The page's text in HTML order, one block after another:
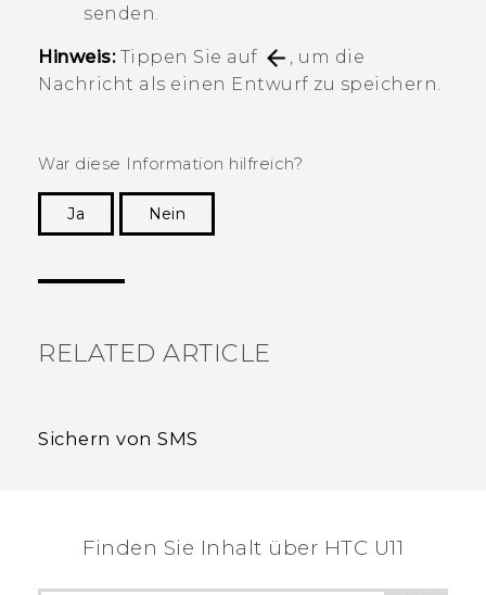
senden.
Hinweis:Tippen Sie auf
, um die
Nachricht als einen Entwurf zu speichern.
War diese Information hilfreich?
Ja
Nein
RELATED ARTICLE
Sichern von SMS
Finden Sie Inhalt über‎ HTC U11